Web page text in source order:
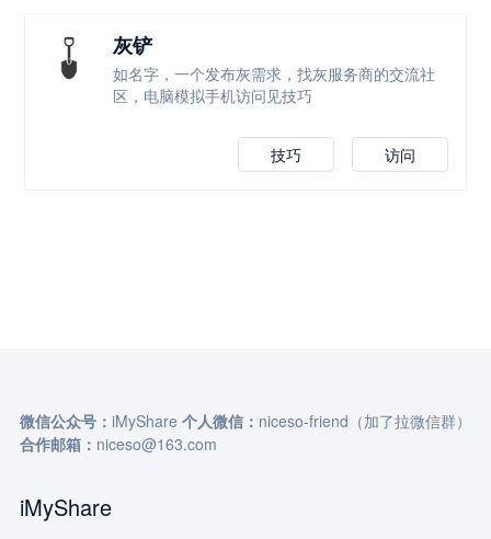
灰铲
如名字，一个发布灰需求，找灰服务商的交流社
区，电脑模拟手机访问见技巧
访问
技巧
微信公众号： iMyShare 个人微信： niceso-friend（加了拉微信群）
合作邮箱： niceso@163.com
iMyShare